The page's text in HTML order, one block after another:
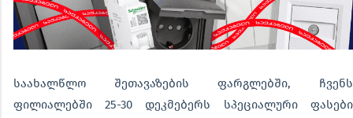
საახალწლო შეთავაზების ფარგლებში, ჩვენს
ფილიალებში 25-30 დეკმებერს სპეციალური ფასები